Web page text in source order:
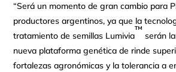
“Será un momento de gran cambio para
productores argentinos, ya que la
tratamiento de semillas Lumivia
™
serán
nueva plataforma genética de rinde
fortalezas agronómicas y la tolerancia a